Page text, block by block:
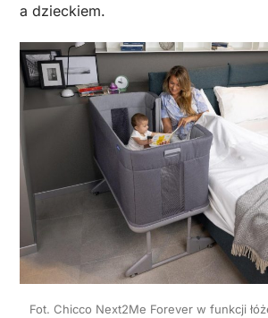
a dzieckiem.
Fot. Chicco Next2Me Forever w funkcji